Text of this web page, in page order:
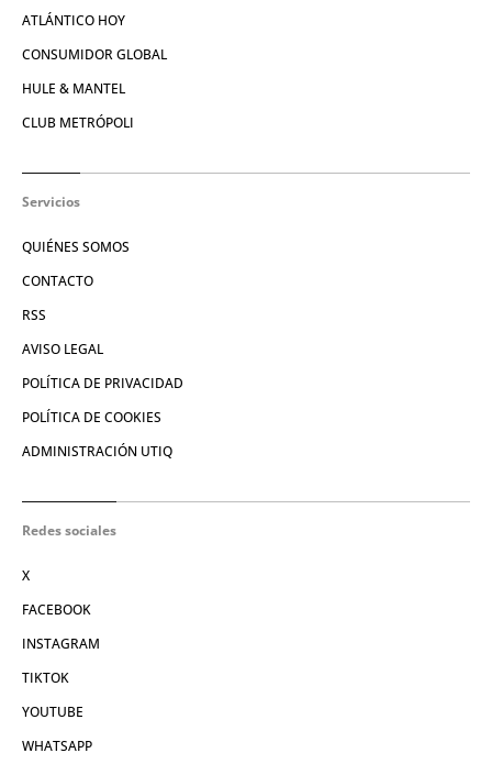
ATLÁNTICO HOY
CONSUMIDOR GLOBAL
HULE & MANTEL
CLUB METRÓPOLI
Servicios
QUIÉNES SOMOS
CONTACTO
RSS
AVISO LEGAL
POLÍTICA DE PRIVACIDAD
POLÍTICA DE COOKIES
ADMINISTRACIÓN UTIQ
Redes sociales
X
FACEBOOK
INSTAGRAM
TIKTOK
YOUTUBE
WHATSAPP